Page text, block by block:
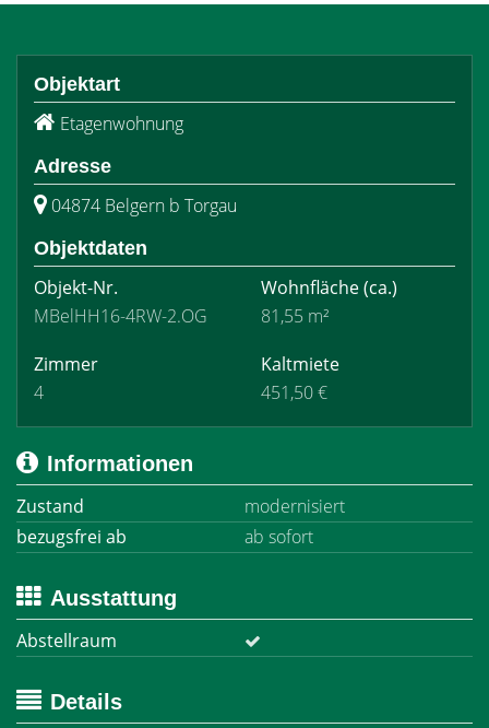
Objektart
Etagenwohnung
Adresse
04874 Belgern b Torgau
Objektdaten
Objekt-Nr.
MBelHH16-4RW-2.OG
Wohnfläche(ca.)
81,55 m²
Zimmer
4
Kaltmiete
451,50 €
Informationen
Zustand
modernisiert
bezugsfrei ab
ab sofort
Ausstattung
Abstellraum
Details